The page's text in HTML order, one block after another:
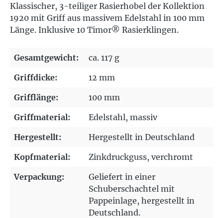
Klassischer, 3-teiliger Rasierhobel der Kollektion
1920 mit Griff aus massivem Edelstahl in 100 mm
Länge. Inklusive 10 Timor® Rasierklingen.
Gesamtgewicht:
ca. 117 g
Griffdicke:
12 mm
Grifflänge:
100 mm
Griffmaterial:
Edelstahl, massiv
Hergestellt:
Hergestellt in Deutschland
Kopfmaterial:
Zinkdruckguss, verchromt
Verpackung:
Geliefert in einer
Schuberschachtel mit
Pappeinlage, hergestellt in
Deutschland.